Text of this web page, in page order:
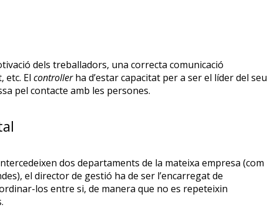
dels treballadors, una correcta comunicació
etc. El controllerha d’estar capacitat per a ser el líder del seu
pel contacte amb les persones.
dos departaments de la mateixa empresa (com
el director de gestió ha de ser l’encarregat de
los entre si, de manera que no es repeteixin